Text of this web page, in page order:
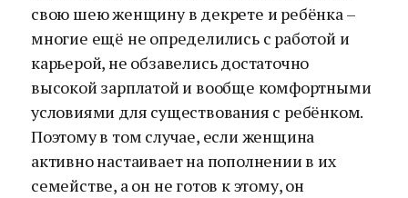
свою шею женщину в декрете и ребёнка –
многие ещё не определились с работой и
карьерой, не обзавелись достаточно
высокой зарплатой и вообще комфортными
условиями для существования с ребёнком.
Поэтому в том случае, если женщина
активно настаивает на пополнении в их
семействе, а он не готов к этому, он